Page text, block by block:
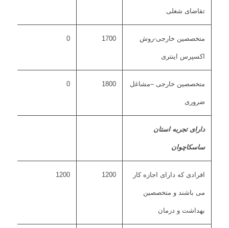
تقاضای شغلی
متخصصین خارجی-روش
اکسپرس اینتری
1700
0
متخصصین خارجی –مشاغل
ضروری
1800
0
دارای تجربه استان
ساسکاچوان
افرادی که دارای اجازه کار
می باشند و متخصصین
بهداشت و درمان
1200
1200